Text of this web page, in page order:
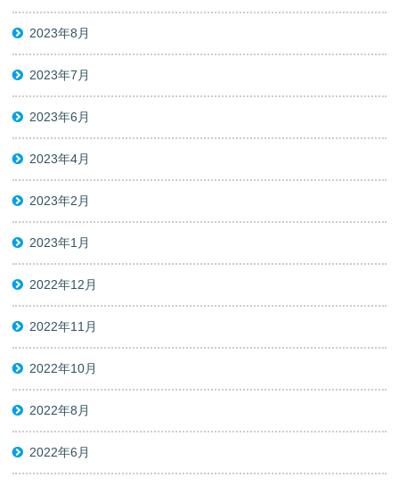
2023年8月
2023年7月
2023年6月
2023年4月
2023年2月
2023年1月
2022年12月
2022年11月
2022年10月
2022年8月
2022年6月